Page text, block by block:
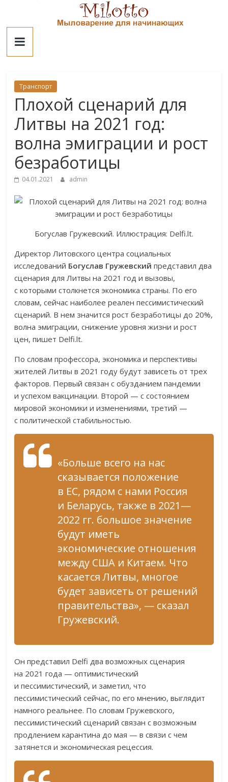
contentМилотто
Транспорт
Плохой сценарий для
Литвы на 2021 год:
волна эмиграции и рост
безработицы
04.01.2021 admin
Богуслав Гружевский. Иллюстрация: Delfi.lt.
Директор Литовского центра социальных
исследований Богуслав Гружевский представил два
сценария для Литвы на 2021 год и вызовы,
с которыми столкнется экономика страны. По его
словам, сейчас наиболее реален пессимистический
сценарий. В нем значится рост безработицы до 20%,
волна эмиграции, снижение уровня жизни и рост
цен, пишет Delfi.lt.
По словам профессора, экономика и перспективы
жителей Литвы в 2021 году будут зависеть от трех
факторов. Первый связан с обузданием пандемии
и успехом вакцинации. Второй — с состоянием
мировой экономики и изменениями, третий —
с политической стабильностью.
«Больше всего на нас
сказывается положение
в ЕС, рядом с нами Россия
и Беларусь, также в 2021—
2022 гг. большое значение
будут иметь
экономические отношения
между США и Китаем. Что
касается Литвы, многое
будет зависеть от решений
правительства», — сказал
Гружевский.
Он представил Delfi два возможных сценария
на 2021 года — оптимистический
и пессимистический, и заметил, что
пессимистический сейчас, по его мнению, выглядит
намного реальнее. По словам Гружевского,
пессимистический сценарий связан с возможным
продлением карантина до мая — в связи с чем
затянется и экономическая рецессия.